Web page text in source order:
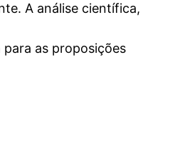
A análise científica,
as proposições